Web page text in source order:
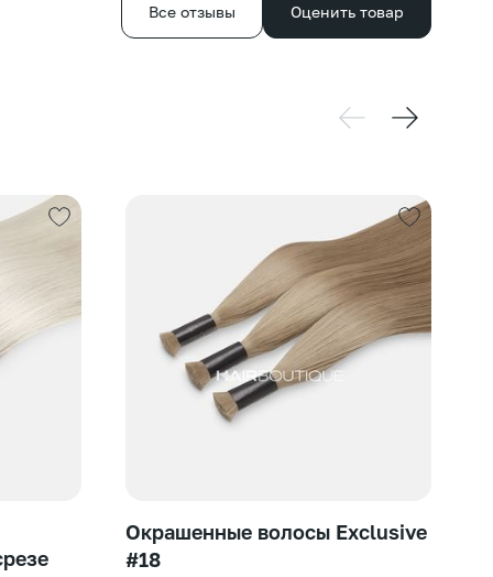
Все отзывы Оценить товар
Окрашенные волосы Exclusive
#18